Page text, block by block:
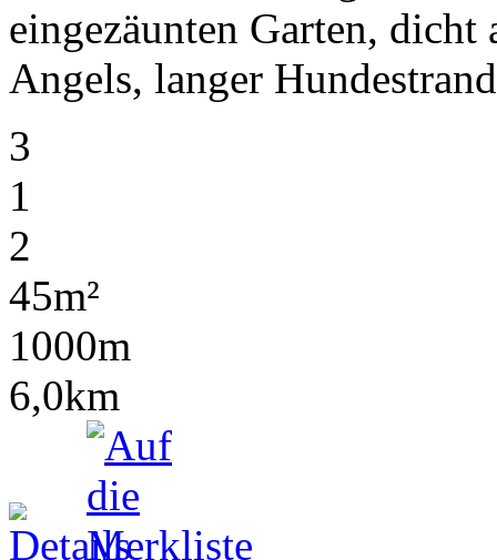
eingezäunten Garten, dicht
Angels, langer
3
1
2
45m²
1000m
6,0km